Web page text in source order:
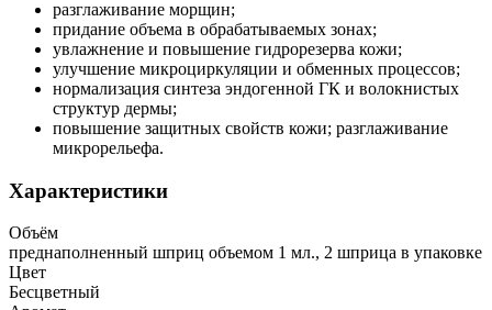
разглаживание морщин;
придание объема в обрабатываемых зонах;
увлажнение и повышение гидрорезерва кожи;
улучшение микроциркуляции и обменных процессов;
нормализация синтеза эндогенной ГК и волокнистых
структур дермы;
повышение защитных свойств кожи; разглаживание
микрорельефа.
Характеристики
Объём
преднаполненный шприц объемом 1 мл., 2 шприца в упаковке
Цвет
Бесцветный